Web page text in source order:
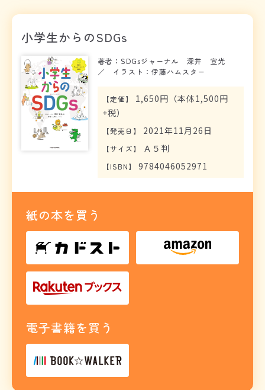
小学生からのSDGs
著者：SDGsジャーナル 深井 宣光
／ イラスト：伊藤ハムスター
【定価】
1,650円（本体1,500円
+税）
【発売日 】 2021年11月26日
【サイズ】 Ａ５判
【ISBN】 9784046052971
紙の本を買う
電子書籍を買う